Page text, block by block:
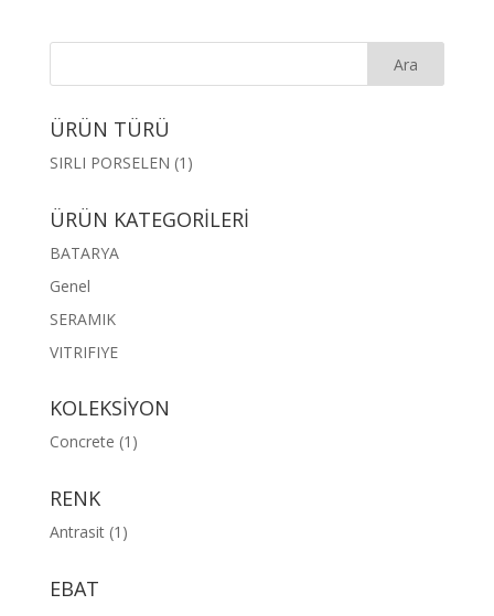
ÜRÜN TÜRÜ
SIRLI PORSELEN (1)
ÜRÜN KATEGORİLERİ
BATARYA
Genel
SERAMIK
VITRIFIYE
KOLEKSİYON
Concrete (1)
RENK
Antrasit (1)
EBAT